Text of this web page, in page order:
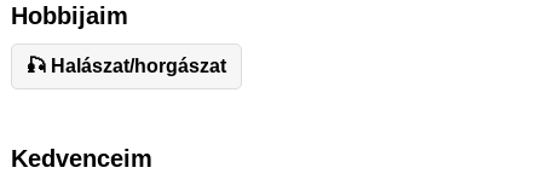
Hobbijaim
🎣 Halászat/horgászat
Kedvenceim